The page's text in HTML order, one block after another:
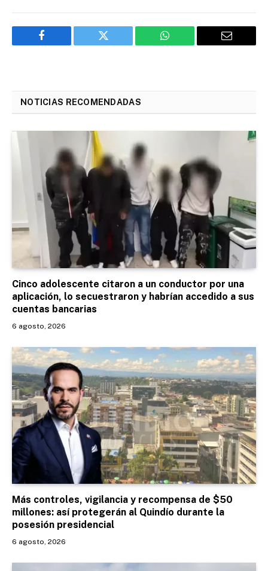
Facebook Twitter WhatsApp Email
NOTICIAS RECOMENDADAS
Cinco adolescente citaron a un conductor por una
aplicación, lo secuestraron y habrían accedido a sus
cuentas bancarias
6 agosto, 2026
Más controles, vigilancia y recompensa de $50
millones: así protegerán al Quindío durante la
posesión presidencial
6 agosto, 2026